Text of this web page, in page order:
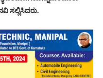
ಸಲ್ಲಿಸಿದರು.